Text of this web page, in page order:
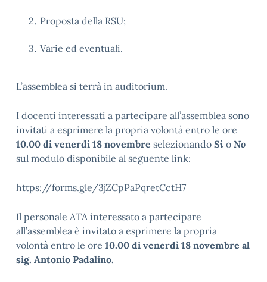
Proposta della RSU;
Varie ed eventuali.
L’assemblea si terrà in auditorium.
I docenti interessati a partecipare all’assemblea sono
invitati a esprimere la propria volontà entro le ore
10.00 di venerdì 18 novembre selezionando Sì o No
sul modulo disponibile al seguente link:
https://forms.gle/3jZCpPaPqretCctH7
Il personale ATA interessato a partecipare
all’assemblea è invitato a esprimere la propria
volontà entro le ore 10.00 di venerdì 18 novembre al
sig. Antonio Padalino.